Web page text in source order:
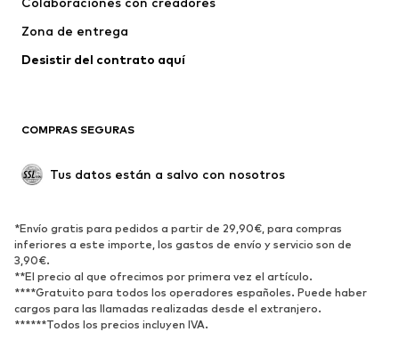
Chaquetas
Jerséis y punto
Ropa interior
Abrigos
Tallas grandes
Reciclado
ZAPATOS
Nuevo
Zapatillas de deporte
Botines
Zapatos de tacón y plataforma Botas
Zona de entrega
Desistir del contrato aquí
COMPRAS SEGURAS
Tus datos están a salvo con nosotros
*Envío gratis para pedidos a partir de 29,90€, para compras
inferiores a este importe, los gastos de envío y servicio son de
3,90€.
**El precio al que ofrecimos por primera vez el artículo.
****Gratuito para todos los operadores españoles. Puede haber
cargos para las llamadas realizadas desde el extranjero.
******Todos los precios incluyen IVA.